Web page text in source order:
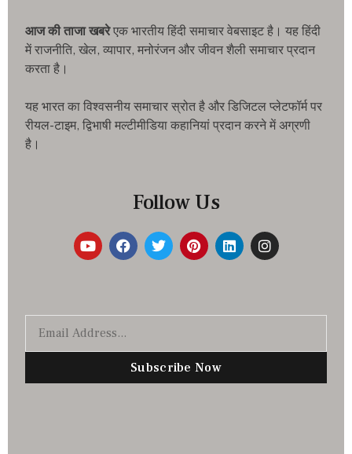
आज की ताजा खबरेएक भारतीय हिंदी समाचार वेबसाइट है। यह हिंदी
में राजनीति, खेल, व्यापार, मनोरंजन और जीवन शैली समाचार प्रदान
करता है।
यह भारत का विश्वसनीय समाचार स्रोत है और डिजिटल प्लेटफॉर्म पर
रीयल-टाइम, द्विभाषी मल्टीमीडिया कहानियां प्रदान करने में अग्रणी
है।
Follow Us
Subscribe Now